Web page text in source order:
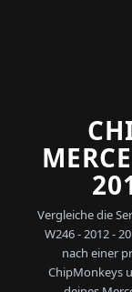
Vergleiche die
W246 - 2012 -
nach einer
ChipMonkeys